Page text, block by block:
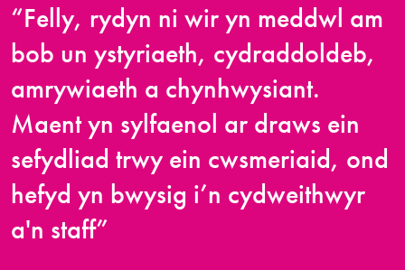
“Felly, rydyn ni wir yn meddwl am
bob un ystyriaeth, cydraddoldeb,
amrywiaeth a chynhwysiant.
Maent yn sylfaenol ar draws ein
sefydliad trwy ein cwsmeriaid, ond
hefyd yn bwysig i’n cydweithwyr
a'n staff”